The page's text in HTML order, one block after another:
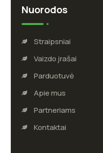
Nuorodos
Straipsniai
Vaizdo įrašai
Parduotuvė
Apie mus
Partneriams
Kontaktai